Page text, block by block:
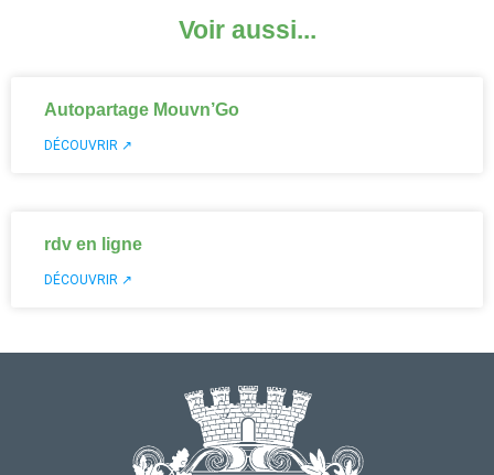
Voir aussi...
Autopartage Mouvn’Go
DÉCOUVRIR ↗
rdv en ligne
DÉCOUVRIR ↗